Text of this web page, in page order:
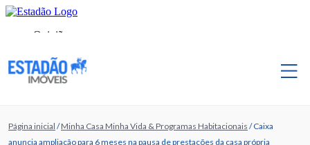
Página inicial /Minha Casa Minha Vida & Programas Habitacionais /Caixa
anuncia ampliação para 6 meses na pausa de prestações da casa própria